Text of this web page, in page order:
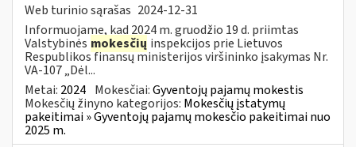
Web turinio sąrašas 2024-12-31
Informuojame, kad 2024 m. gruodžio 19 d. priimtas
Valstybinės mokesčių inspekcijos prie Lietuvos
Respublikos finansų ministerijos viršininko įsakymas Nr.
VA-107 „Dėl...
Metai: 2024 Mokesčiai:Gyventojų pajamų mokestis
Mokesčių žinyno kategorijos: Mokesčių įstatymų
pakeitimai » Gyventojų pajamų mokesčio pakeitimai nuo
2025 m.